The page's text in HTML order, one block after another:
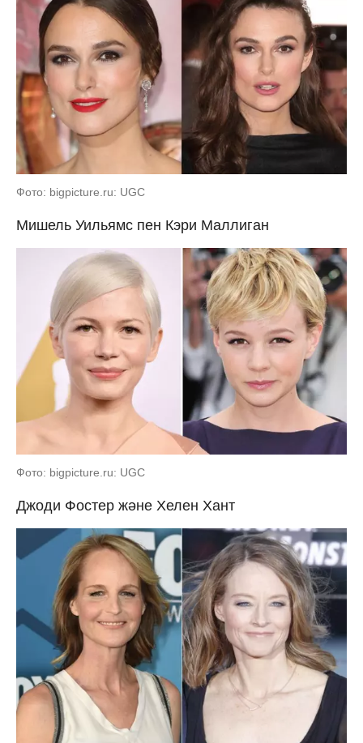
Фото: bigpicture.ru: UGC
Мишель Уильямс пен Кэри Маллиган
Фото: bigpicture.ru: UGC
Джоди Фостер және Хелен Хант